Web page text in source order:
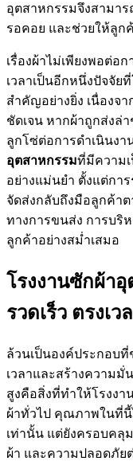
อุตสาหกรรมจึงสามาร
รอคอย และช่วยให้ลูก
เรื่องผ้าไม่เพียงพอต่อ
เวลาเป็นอีกหนึ่งปัจจัย
สำคัญอย่างยิ่ง เนื่องจ
ชัดเจน หากผ้าถูกส่งล่
ลูกโซ่ต่อการดำเนินง
อุตสาหกรรมที่มีความ
อย่างแม่นยำ ตั้งแต่กา
จัดส่งกลับถึงมือลูกค้าต
ทางการขนส่ง การบริ
ลูกค้าอย่างสม่ำเสมอ
โรงงานซักผ้า
รวดเร็ว ตรงเ
ล้วนเป็นองค์ประกอบที่
เวลาและสร้างความ
สูงคือสิ่งที่ทำให้โรงง
ผ้าทั่วไป คุณภาพในที่นี้
เท่านั้น แต่ยังครอบคลุ
ผ้า และความปลอดภัย